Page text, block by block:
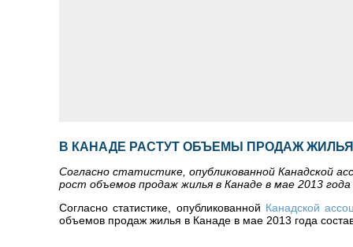
В КАНАДЕ РАСТУТ ОБЪЕМЫ ПРОДАЖ ЖИЛЬЯ
Согласно статистике, опубликованной Канадской
рост объемов продаж жилья в Канаде в мае 2013
Согласно статистике, опубликованной Канадской
объемов продаж жилья в Канаде в мае 2013 года